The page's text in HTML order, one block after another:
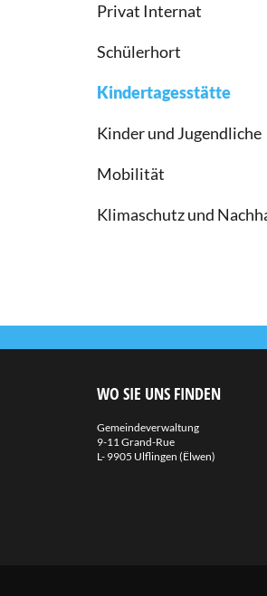
Privat Internat
Schülerhort
Kindertagesstätte
Kinder und Jugendliche
Mobilität
Klimaschutz und
WO SIE UNS FINDEN
Gemeindeverwaltung
9-11 Grand-Rue
L- 9905 Ulflingen (Ëlwen)